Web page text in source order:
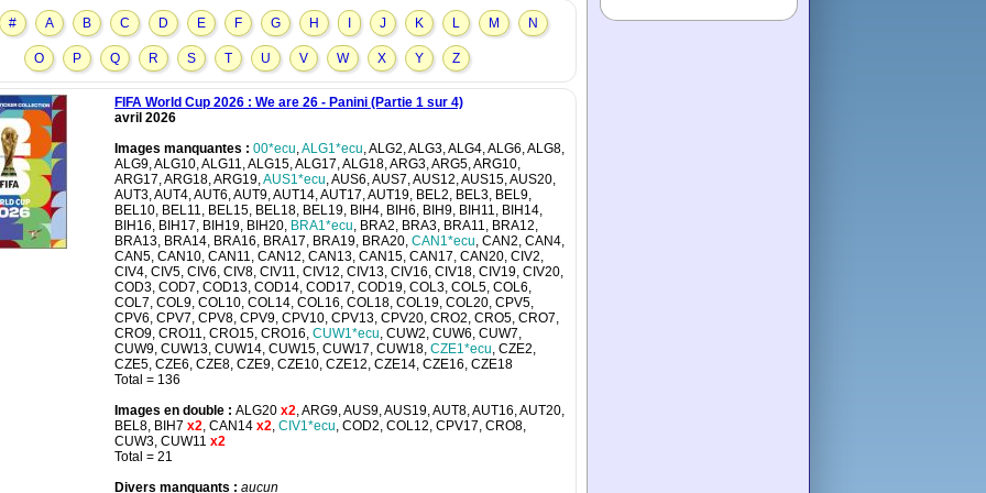
# A B C D E F G H J K L M N
O P Q R S T U V W X Y Z
FIFA World Cup 2026 : We are 26 - Panini (Partie 1 sur 4)
avril 2026
Images manquantes : 00*ecu,ALG1*ecu, ALG2, ALG3, ALG4, ALG6, ALG8,
ALG9, ALG10, ALG11, ALG15, ALG17, ALG18, ARG3, ARG5, ARG10,
ARG17, ARG18, ARG19,AUS1*ecu, AUS6, AUS7, AUS12, AUS15, AUS20,
AUT3, AUT4, AUT6, AUT9, AUT14, AUT17, AUT19, BEL2, BEL3, BEL9,
BEL10, BEL11, BEL15, BEL18, BEL19, BIH4, BIH6, BIH9, BIH11, BIH14,
BIH16, BIH17, BIH19, BIH20, BRA1*ecu, BRA2, BRA3, BRA11, BRA12,
BRA13, BRA14, BRA16, BRA17, BRA19, BRA20, CAN1*ecu, CAN2, CAN4,
CAN5, CAN10, CAN11, CAN12, CAN13, CAN15, CAN17, CAN20, CIV2,
CIV4, CIV5, CIV6, CIV8, CIV11, CIV12, CIV13, CIV16, CIV18, CIV19, CIV20,
COD3, COD7, COD13, COD14, COD17, COD19, COL3, COL5, COL6,
COL7, COL9, COL10, COL14, COL16, COL18, COL19, COL20, CPV5,
CPV6, CPV7, CPV8, CPV9, CPV10, CPV13, CPV20, CRO2, CRO5, CRO7,
CRO9, CRO11, CRO15, CRO16, CUW1*ecu, CUW2, CUW6, CUW7,
CUW9, CUW13, CUW14, CUW15, CUW17, CUW18, CZE1*ecu, CZE2,
CZE5, CZE6, CZE8, CZE9, CZE10, CZE12, CZE14, CZE16, CZE18
Total = 136
Images en double : ALG20 x2, ARG9, AUS9, AUS19, AUT8, AUT16, AUT20,
BEL8, BIH7 x2, CAN14 x2, CIV1*ecu, COD2, COL12, CPV17, CRO8,
CUW3, CUW11 x2
Total = 21
Divers manquants : aucun